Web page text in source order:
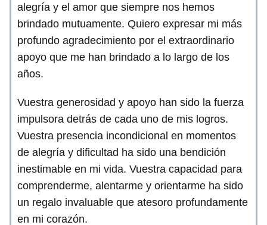
alegría y el amor que siempre nos hemos
brindado mutuamente. Quiero expresar mi más
profundo agradecimiento por el extraordinario
apoyo que me han brindado a lo largo de los
años.
Vuestra generosidad y apoyo han sido la fuerza
impulsora detrás de cada uno de mis logros.
Vuestra presencia incondicional en momentos
de alegría y dificultad ha sido una bendición
inestimable en mi vida. Vuestra capacidad para
comprenderme, alentarme y orientarme ha sido
un regalo invaluable que atesoro profundamente
en mi corazón.